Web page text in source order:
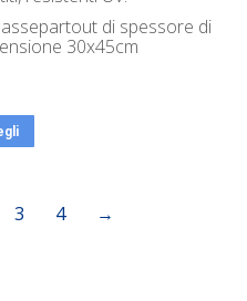
di spessore di
30x45cm
3 4 →